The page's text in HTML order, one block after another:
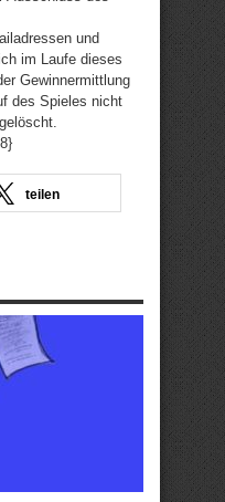
und
im Laufe dieses
Gewinnermittlung
des Spieles nicht
teilen